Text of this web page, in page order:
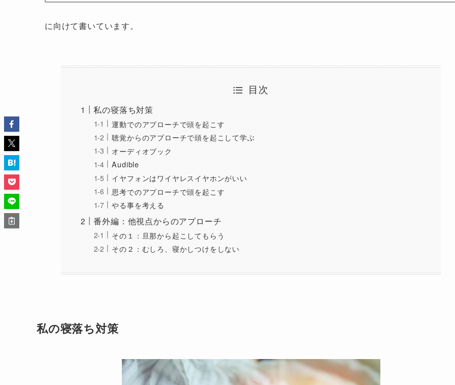
に向けて書いています。
目次
私の寝落ち対策
運動でのアプローチで頭を起こす
聴覚からのアプローチで頭を起こして学ぶ
オーディオブック
Audible
イヤフォンはワイヤレスイヤホンがいい
思考でのアプローチで頭を起こす
やる事を考える
番外編：他視点からのアプローチ
その１：旦那から起こしてもらう
その２：むしろ、寝かしつけをしない
私の寝落ち対策